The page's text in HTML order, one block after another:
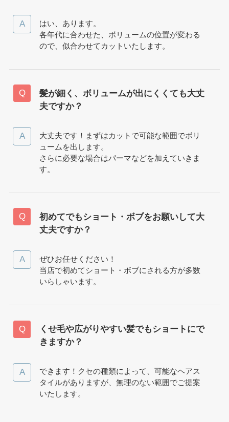
はい、あります。
各年代に合わせた、ボリュームの位置が変わる
ので、似合わせてカットいたします。
髪が細く、ボリュームが出にくくても大丈
夫ですか？
大丈夫です！まずはカットで可能な範囲でボリ
ュームを出します。
さらに必要な場合はパーマなどを加えていきま
す。
初めてでもショート・ボブをお願いして大
丈夫ですか？
ぜひお任せください！
当店で初めてショート・ボブにされる方が多数
いらしゃいます。
くせ毛や広がりやすい髪でもショートにで
きますか？
できます！クセの種類によって、可能なヘアス
タイルがありますが、無理のない範囲でご提案
いたします。